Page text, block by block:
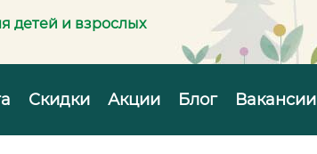
детей и взрослых
Скидки Акции Блог Вакансии